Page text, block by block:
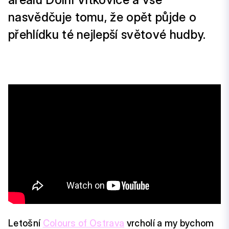
nasvědčuje tomu, že opět půjde o
přehlídku té nejlepší světové hudby.
Letošní Colours of Ostrava vrcholí a my bychom